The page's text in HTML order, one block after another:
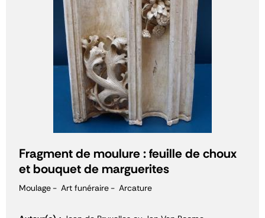
Fragment de moulure : feuille de choux
et bouquet de marguerites
Moulage Art funéraire Arcature